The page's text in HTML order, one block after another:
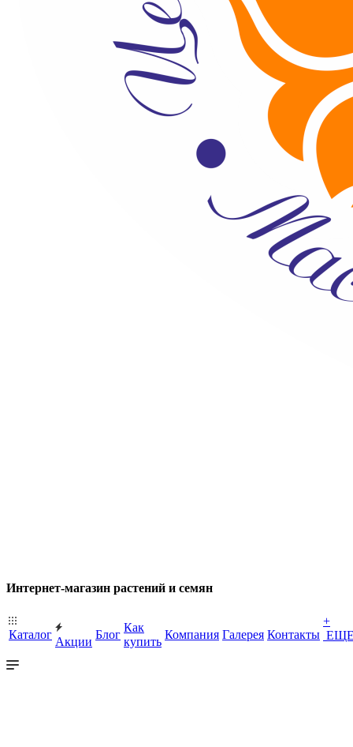
Интернет-магазин растений и семян
Каталог
Акции
Блог
Как
купить
Компания Галерея Контакты
+